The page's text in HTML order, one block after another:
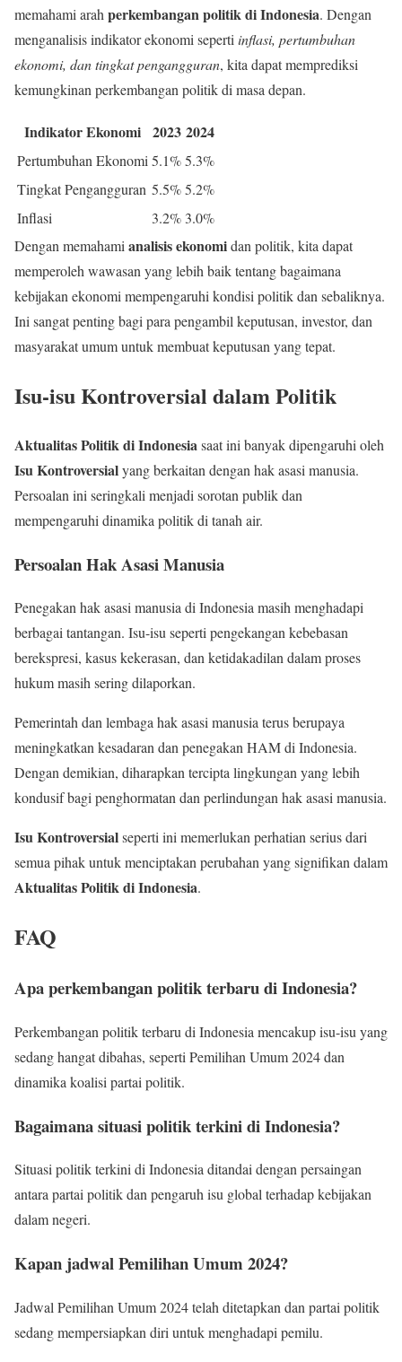
memahami arah perkembangan politik di Indonesia. Dengan
menganalisis indikator ekonomi seperti inflasi, pertumbuhan
ekonomi, dan tingkat pengangguran, kita dapat memprediksi
kemungkinan perkembangan politik di masa depan.
Indikator Ekonomi 2023 2024
Pertumbuhan Ekonomi 5.1%5.3%
Tingkat Pengangguran 5.5%5.2%
Inflasi
3.2% 3.0%
Dengan memahami analisis ekonomidan politik, kita dapat
memperoleh wawasan yang lebih baik tentang bagaimana
kebijakan ekonomi mempengaruhi kondisi politik dan sebaliknya.
Ini sangat penting bagi para pengambil keputusan, investor, dan
masyarakat umum untuk membuat keputusan yang tepat.
Isu-isu Kontroversial dalam Politik
Aktualitas Politik di Indonesiasaat ini banyak dipengaruhi oleh
Isu Kontroversialyang berkaitan dengan hak asasi manusia.
Persoalan ini seringkali menjadi sorotan publik dan
mempengaruhi dinamika politik di tanah air.
Persoalan Hak Asasi Manusia
Penegakan hak asasi manusia di Indonesia masih menghadapi
berbagai tantangan. Isu-isu seperti pengekangan kebebasan
berekspresi, kasus kekerasan, dan ketidakadilan dalam proses
hukum masih sering dilaporkan.
Pemerintah dan lembaga hak asasi manusia terus berupaya
meningkatkan kesadaran dan penegakan HAM di Indonesia.
Dengan demikian, diharapkan tercipta lingkungan yang lebih
kondusif bagi penghormatan dan perlindungan hak asasi manusia.
Isu Kontroversialseperti ini memerlukan perhatian serius dari
semua pihak untuk menciptakan perubahan yang signifikan dalam
Aktualitas Politik di Indonesia.
FAQ
Apa perkembangan politik terbaru di Indonesia?
Perkembangan politik terbaru di Indonesia mencakup isu-isu yang
sedang hangat dibahas, seperti Pemilihan Umum 2024 dan
dinamika koalisi partai politik.
Bagaimana situasi politik terkini di Indonesia?
Situasi politik terkini di Indonesia ditandai dengan persaingan
antara partai politik dan pengaruh isu global terhadap kebijakan
dalam negeri.
Kapan jadwal Pemilihan Umum 2024?
Jadwal Pemilihan Umum 2024 telah ditetapkan dan partai politik
sedang mempersiapkan diri untuk menghadapi pemilu.